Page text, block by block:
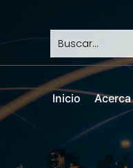
Inicio